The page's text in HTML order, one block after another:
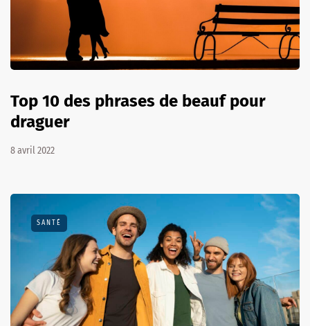
Top 10 des phrases de beauf pour
draguer
8 avril 2022
SANTÉ